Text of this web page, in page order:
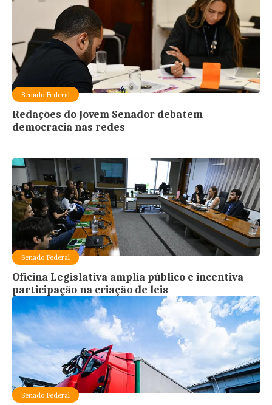
Senado Federal
Redações do Jovem Senador debatem
democracia nas redes
Senado Federal
Oficina Legislativa amplia público e incentiva
participação na criação de leis
Senado Federal